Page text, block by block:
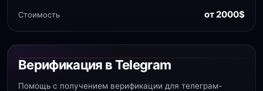
Стоимость от 2000$
Верификация в Telegram
Помощь с получением верификации для телеграм-